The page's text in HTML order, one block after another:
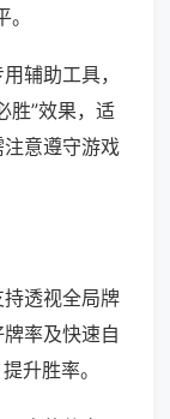
辅助工具，
胜”效果，适
意遵守游戏
透视全局牌
率及快速自
升胜率。